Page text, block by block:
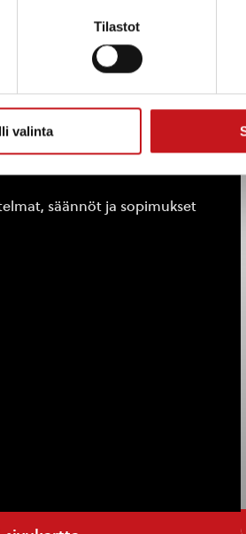
Tilastot
valinta
säännöt ja sopimukset